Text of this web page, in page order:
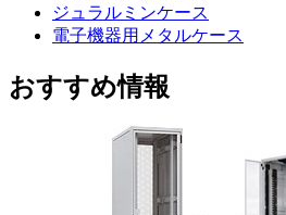
ジュラルミンケース
電子機器用メタルケース
おすすめ情報